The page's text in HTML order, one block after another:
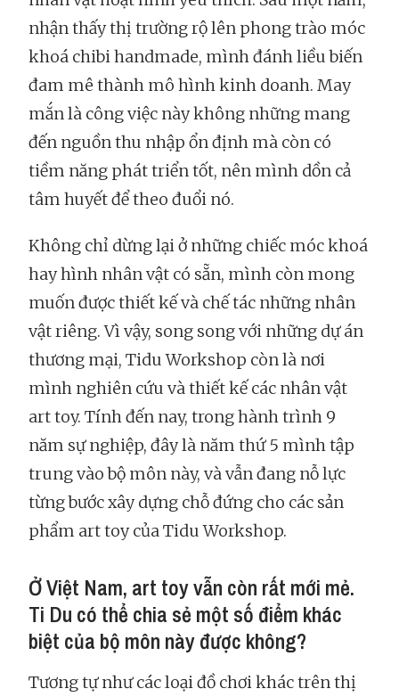
nhận thấy thị trường rộ lên phong trào móc
khoá chibi handmade, mình đánh liều biến
đam mê thành mô hình kinh doanh. May
mắn là công việc này không những mang
đến nguồn thu nhập ổn định mà còn có
tiềm năng phát triển tốt, nên mình dồn cả
tâm huyết để theo đuổi nó.
Không chỉ dừng lại ở những chiếc móc khoá
hay hình nhân vật có sẵn, mình còn mong
muốn được thiết kế và chế tác những nhân
vật riêng. Vì vậy, song song với những dự án
thương mại, Tidu Workshop còn là nơi
mình nghiên cứu và thiết kế các nhân vật
art toy. Tính đến nay, trong hành trình 9
năm sự nghiệp, đây là năm thứ 5 mình tập
trung vào bộ môn này, và vẫn đang nỗ lực
từng bước xây dựng chỗ đứng cho các sản
phẩm art toy của Tidu Workshop.
Ở Việt Nam, art toy vẫn còn rất mới mẻ.
Ti Du có thể chia sẻ một số điểm khác
biệt của bộ môn này được không?
Tương tự như các loại đồ chơi khác trên thị